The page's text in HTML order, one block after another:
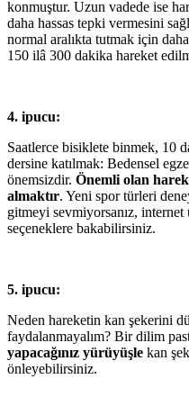
konmuştur. Uzun vadede ise
daha hassas tepki vermesini
normal aralıkta tutmak için
150 ilâ 300 dakika hareket
4. ipucu:
Saatlerce bisiklete binmek, 10
dersine katılmak: Bedensel
önemsizdir. Önemli olan
almaktır. Yeni spor türleri
gitmeyi sevmiyorsanız,
seçeneklere bakabilirsiniz.
5. ipucu:
Neden hareketin kan şekerini
faydalanmayalım? Bir dilim
yapacağınız yürüyüşle kan
önleyebilirsiniz.